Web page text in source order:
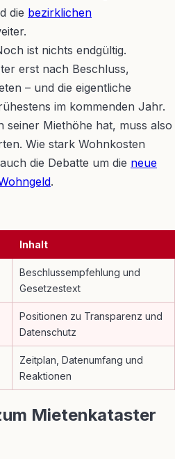
die bezirklichen
ist nichts endgültig.
erst nach Beschluss,
– und die eigentliche
im kommenden Jahr.
seiner Miethöhe hat, muss also
Wie stark Wohnkosten
die Debatte um die neue
.
Inhalt
Beschlussempfehlung und
Gesetzestext
Positionen zu Transparenz und
Datenschutz
Zeitplan, Datenumfang und
Reaktionen
Mietenkataster